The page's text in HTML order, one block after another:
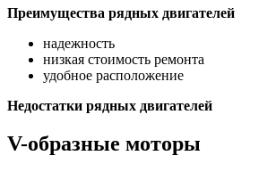
Преимущества рядных двигателей
надежность
низкая стоимость ремонта
удобное расположение
Недостатки рядных двигателей
V-образные моторы